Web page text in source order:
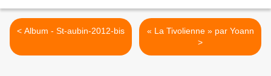
< Album - St-aubin-2012-bis
« La Tivolienne » par Yoann
>